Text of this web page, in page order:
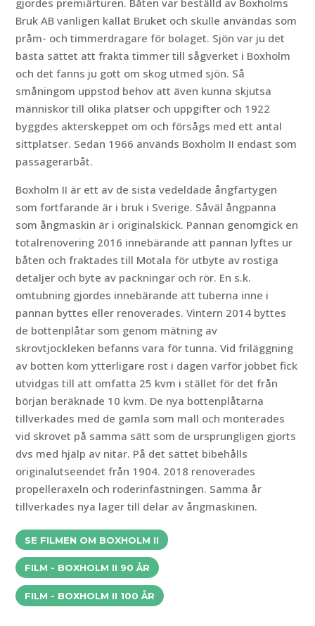
Bruk AB vanligen kallat Bruket och skulle användas som
pråm- och timmerdragare för bolaget. Sjön var ju det
bästa sättet att frakta timmer till sågverket i Boxholm
och det fanns ju gott om skog utmed sjön. Så
småningom uppstod behov att även kunna skjutsa
människor till olika platser och uppgifter och 1922
byggdes akterskeppet om och försågs med ett antal
sittplatser. Sedan 1966 används Boxholm II endast som
passagerarbåt.
Boxholm II är ett av de sista vedeldade ångfartygen
som fortfarande är i bruk i Sverige. Såväl ångpanna
som ångmaskin är i originalskick. Pannan genomgick en
totalrenovering 2016 innebärande att pannan lyftes ur
båten och fraktades till Motala för utbyte av rostiga
detaljer och byte av packningar och rör. En s.k.
omtubning gjordes innebärande att tuberna inne i
pannan byttes eller renoverades. Vintern 2014 byttes
de bottenplåtar som genom mätning av
skrovtjockleken befanns vara för tunna. Vid friläggning
av botten kom ytterligare rost i dagen varför jobbet fick
utvidgas till att omfatta 25 kvm i stället för det från
början beräknade 10 kvm. De nya bottenplåtarna
tillverkades med de gamla som mall och monterades
vid skrovet på samma sätt som de ursprungligen gjorts
dvs med hjälp av nitar. På det sättet bibehålls
originalutseendet från 1904. 2018 renoverades
propelleraxeln och roderinfästningen. Samma år
tillverkades nya lager till delar av ångmaskinen.
SE FILMEN OM BOXHOLM II
FILM - BOXHOLM II 90 ÅR
FILM - BOXHOLM II 100 ÅR